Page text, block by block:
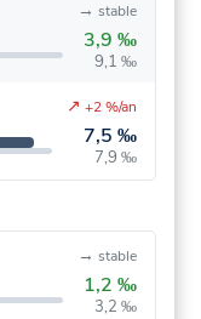
3,9 ‰
9,1 ‰
→ stable
7,5 ‰
7,9 ‰
↗ +2 %/an
1,2 ‰
3,2 ‰
→ stable